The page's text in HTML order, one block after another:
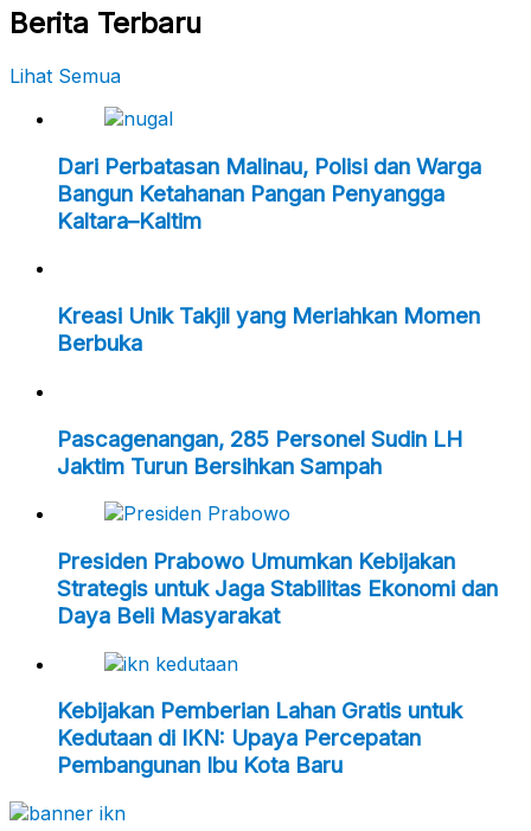
Berita Terbaru
Lihat Semua
Dari Perbatasan Malinau, Polisi dan Warga
Bangun Ketahanan Pangan Penyangga
Kaltara–Kaltim
Kreasi Unik Takjil yang Meriahkan Momen
Berbuka
Pascagenangan, 285 Personel Sudin LH
Jaktim Turun Bersihkan Sampah
Presiden Prabowo Umumkan Kebijakan
Strategis untuk Jaga Stabilitas Ekonomi dan
Daya Beli Masyarakat
Kebijakan Pemberian Lahan Gratis untuk
Kedutaan di IKN: Upaya Percepatan
Pembangunan Ibu Kota Baru